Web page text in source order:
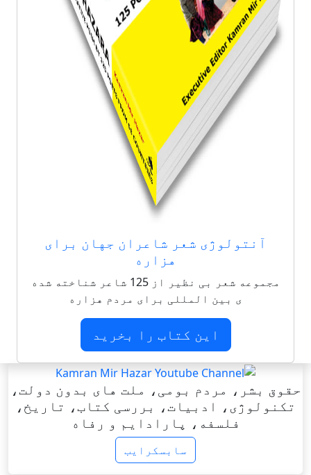
آنتولوژی شعر شاعران جهان برای
هزاره
مجموعه شعر بی نظیر از 125 شاعر شناخته شده
ی بین المللی برای مردم هزاره
این کتاب را بخرید
حقوق بشر، مردم بومی، ملت های بدون دولت،
تکنولوژی، ادبیات، بررسی کتاب، تاریخ،
فلسفه، پارادایم و رفاه
سابسکرایب